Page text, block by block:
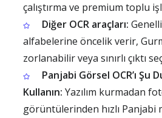
çalıştırma ve premium toplu
Diğer OCR araçları:
alfabelerine öncelik verir,
zorlanabilir veya sınırlı çıktı
Panjabi Görsel OCR’ı Şu
Kullanın: Yazılım kurmadan
görüntülerinden hızlı Panjabi